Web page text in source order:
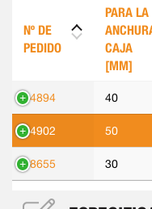
Nº DE
PEDIDO
PARA LA
CAJA
[MM]
14894 40
14902 50
18655 30